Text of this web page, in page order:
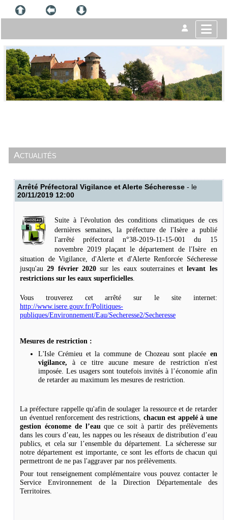
Actualités
Arrêté Préfectoral Vigilance et Alerte Sécheresse - le
20/11/2019 12:00
Suite à l'évolution des conditions climatiques de ces
dernières semaines, la préfecture de l'Isère a publié
l'arrêté préfectoral n°38-2019-11-15-001 du 15
novembre 2019 plaçant le département de l'Isère en
situation de Vigilance, d'Alerte et d'Alerte Renforcée Sécheresse
jusqu'au29 février 2020 sur les eaux souterraines etlevant les
restrictions sur les eaux superficielles.
Vous trouverez cet arrêté sur le site internet:
http://www.isere.gouv.fr/Politiques-
publiques/Environnement/Eau/Secheresse2/Secheresse
Mesures de restriction :
L'Isle Crémieu et la commune de Chozeau sont placée en
vigilance, à ce titre aucune mesure de restriction n'est
imposée. Les usagers sont toutefois invités à l’économie afin
de retarder au maximum les mesures de restriction.
La préfecture rappelle qu'afin de soulager la ressource et de retarder
un éventuel renforcement des restrictions, chacun est appelé à une
gestion économe de l’eauque ce soit à partir des prélèvements
dans les cours d’eau, les nappes ou les réseaux de distribution d’eau
publics, et cela sur l’ensemble du département. La sécheresse sur
notre département est importante, ce sont les efforts de chacun qui
permettront de ne pas l'aggraver par nos prélèvements.
Pour tout renseignement complémentaire vous pouvez contacter le
Service Environnement de la Direction Départementale des
Territoires.